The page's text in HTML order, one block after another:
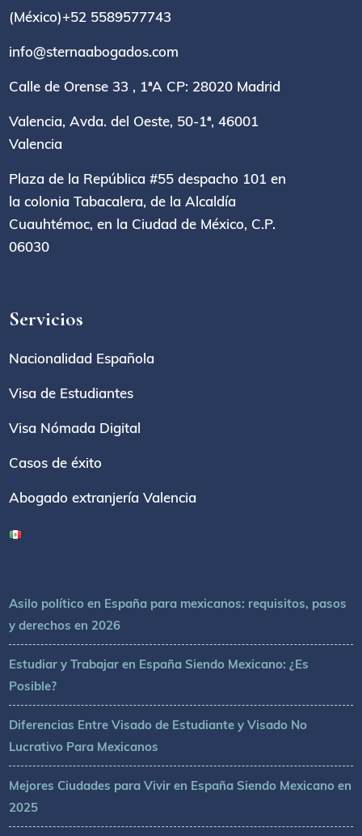
(México)+52 5589577743
info@sternaabogados.com
Calle de Orense 33 , 1ªA CP: 28020 Madrid
Valencia, Avda. del Oeste, 50-1ª, 46001
Valencia
Plaza de la República #55 despacho 101 en
la colonia Tabacalera, de la Alcaldía
Cuauhtémoc, en la Ciudad de México, C.P.
06030
Servicios
Nacionalidad Española
Visa de Estudiantes
Visa Nómada Digital
Casos de éxito
Abogado extranjería Valencia
Asilo político en España para mexicanos: requisitos, pasos
y derechos en 2026
Estudiar y Trabajar en España Siendo Mexicano: ¿Es
Posible?
Diferencias Entre Visado de Estudiante y Visado No
Lucrativo Para Mexicanos
Mejores Ciudades para Vivir en España Siendo Mexicano en
2025